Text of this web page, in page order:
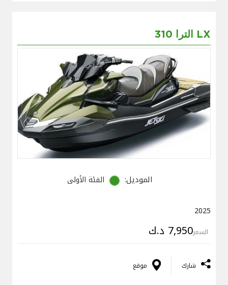
الترا 310 LX
الموديل: الفئة الأولى
2025
السعر7,950 د.ك
شارك موقع